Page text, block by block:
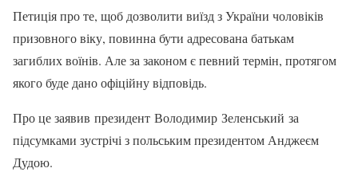
Петиція про те, щоб дозволити виїзд з України чоловіків
призовного віку, повинна бути адресована батькам
загиблих воїнів. Але за законом є певний термін, протягом
якого буде дано офіційну відповідь.
Про це заявив президент Володимир Зеленський за
підсумками зустрічі з польським президентом Анджеєм
Дудою.